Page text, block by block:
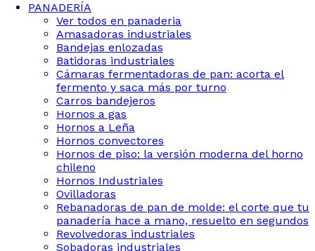
PANADERÍA
Ver todos en panaderia
Amasadoras industriales
Bandejas enlozadas
Batidoras industriales
Cámaras fermentadoras de pan: acorta el
fermento y saca más por turno
Carros bandejeros
Hornos a gas
Hornos a Leña
Hornos convectores
Hornos de piso: la versión moderna del horno
chileno
Hornos Industriales
Ovilladoras
Rebanadoras de pan de molde: el corte que tu
panadería hace a mano, resuelto en segundos
Revolvedoras industriales
Sobadoras industriales